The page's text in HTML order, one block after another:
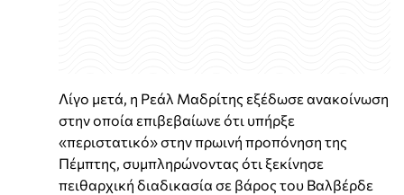
Λίγο μετά, η Ρεάλ Μαδρίτης εξέδωσε ανακοίνωση
στην οποία επιβεβαίωνε ότι υπήρξε
«περιστατικό» στην πρωινή προπόνηση της
Πέμπτης, συμπληρώνοντας ότι ξεκίνησε
πειθαρχική διαδικασία σε βάρος του Βαλβέρδε